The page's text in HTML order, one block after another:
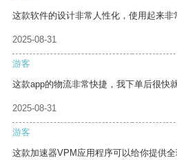
这款软件的设计非常人性化，使用起来非
2025-08-31
游客
这款app的物流非常快捷，我下单后很快
2025-08-31
游客
这款加速器VPM应用程序可以给你提供全